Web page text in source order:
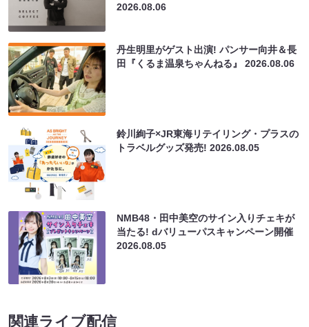
2026.08.06
丹生明里がゲスト出演! パンサー向井＆長
田『くるま温泉ちゃんねる』2026.08.06
鈴川絢子×JR東海リテイリング・プラスの
トラベルグッズ発売!2026.08.05
NMB48・田中美空のサイン入りチェキが
当たる! dバリューパスキャンペーン開催
2026.08.05
関連ライブ配信